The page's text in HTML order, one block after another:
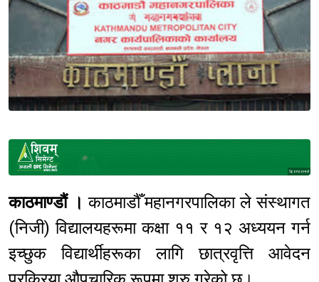
Sponsored
काठमाण्डौं । काठमाडौँ महानगरपालिका ले संस्थागत
(निजी) विद्यालयहरूमा कक्षा ११ र १२ अध्ययन गर्न
इच्छुक विद्यार्थीहरूका लागि छात्रवृत्ति आवेदन